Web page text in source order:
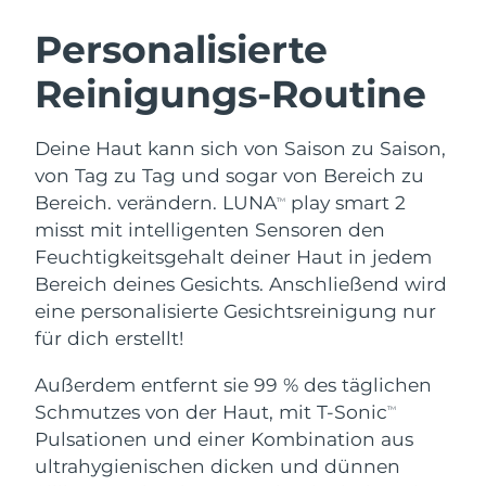
Personalisierte
Reinigungs-Routine
Deine Haut kann sich von Saison zu Saison,
von Tag zu Tag und sogar von Bereich zu
Bereich. verändern. LUNATM
play smart 2
misst mit intelligenten Sensoren den
Feuchtigkeitsgehalt deiner Haut in jedem
Bereich deines Gesichts. Anschließend wird
eine personalisierte Gesichtsreinigung nur
für dich erstellt!
Außerdem entfernt sie 99 % des täglichen
Schmutzes von der Haut, mit T-SonicTM
Pulsationen und einer Kombination aus
ultrahygienischen dicken und dünnen
LUNA™ 4 Set
Anti-aging massage
LUNA™ 4 Plus
Massage, LED heating
LUNA™ 4 Men
For men, anti-aging massage
BEAR™ 2 Set
Microcurrent toning
BEAR™ 2 go
Microcurrent toning on-the-go
BEAR™ 2 eyes & lips
Microcurrent line smoothing device
Hydratisierung
UFO™ 3 Set
Deep facial hydration
UFO™ 3 LED
Near-infrared and red light therapy
device
Mundpflege
issa™ 4
Hybrid silicone sonic toothbrush
issa™ 4 plus
Smart hybrid silicone sonic toothbrush
FAQ™ ANTI-AGING-BEHANDLUNG
Anti-aging LED-Behandlungen
NEW
Österreich Erwartete Lieferung
Bahrain Erwartete Lieferung8/10/26
Belgien Erwartete Lieferung8/9/26
Bermuda Erwartete Lieferung8/15/26
Bosnien und
Herzegowina
Erwartete Lieferung
Brunei Darussalam
Bulgarien Erwartete Lieferung8/9/26
Kanada Erwartete Lieferung 8/13/26